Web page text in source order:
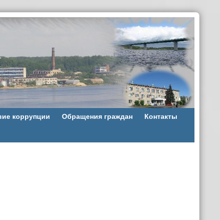
коррупции Обращения граждан Контакты